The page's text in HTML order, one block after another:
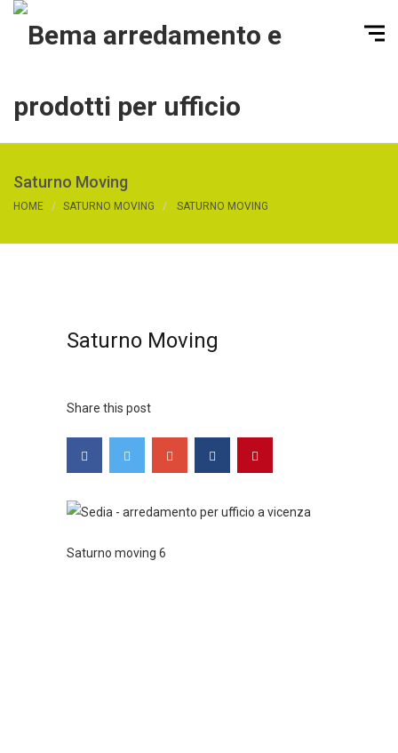
Saturno Moving
HOME SATURNO MOVING SATURNO MOVING
Saturno Moving
Share this post
Saturno moving 6